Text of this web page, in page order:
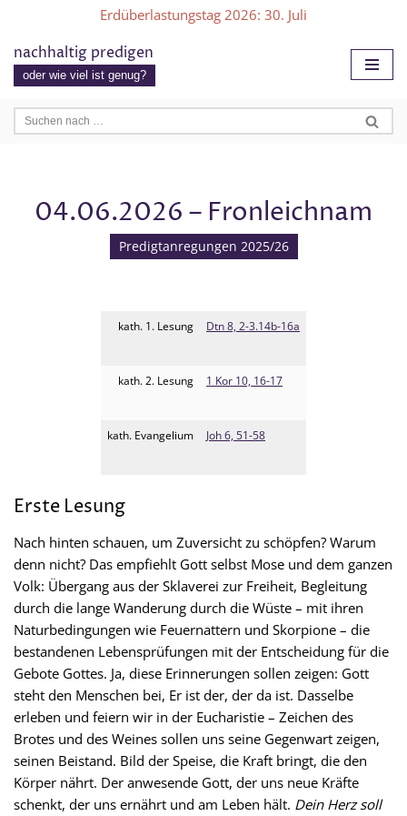
Zum
Inhalt
Erdüberlastungstag 2026: 30. Juli
nachhaltig predigen
oder wie viel ist genug?
04.06.2026 – Fronleichnam
Predigtanregungen 2025/26
kath. 1. Lesung
kath. 2. Lesung
kath. Evangelium
Dtn 8, 2-3.14b-16a
1 Kor 10, 16-17
Joh 6, 51-58
Erste Lesung
Nach hinten schauen, um Zuversicht zu schöpfen? Warum
denn nicht? Das empfiehlt Gott selbst Mose und dem ganzen
Volk: Übergang aus der Sklaverei zur Freiheit, Begleitung
durch die lange Wanderung durch die Wüste – mit ihren
Naturbedingungen wie Feuernattern und Skorpione – die
bestandenen Lebensprüfungen mit der Entscheidung für die
Gebote Gottes. Ja, diese Erinnerungen sollen zeigen: Gott
steht den Menschen bei, Er ist der, der da ist. Dasselbe
erleben und feiern wir in der Eucharistie – Zeichen des
Brotes und des Weines sollen uns seine Gegenwart zeigen,
seinen Beistand. Bild der Speise, die Kraft bringt, die den
Körper nährt. Der anwesende Gott, der uns neue Kräfte
schenkt, der uns ernährt und am Leben hält. Dein Herz soll